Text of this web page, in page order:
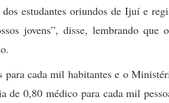
estudantes oriundos de Ijuí e
jovens”, disse, lembrando que
para cada mil habitantes e o
de 0,80 médico para cada mil